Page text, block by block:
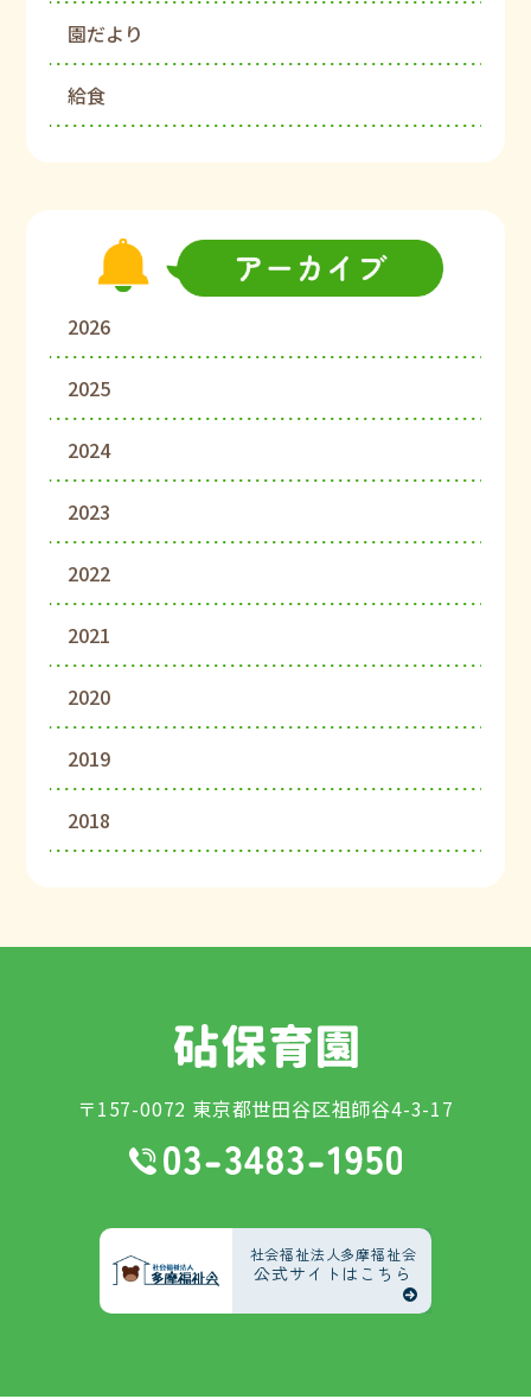
園だより
給食
2026
2025
2024
2023
2022
2021
2020
2019
2018
〒157-0072 東京都世田谷区祖師谷4-3-17
社会福祉法人多摩福祉会
公式サイトはこちら